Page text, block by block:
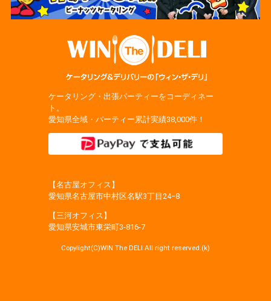
ケータリング・出張パーティーをコーディネー
ト。
愛知県全域・パーティー累計実績38,000件！
【名古屋オフィス】
愛知県名古屋市中村区名駅3丁目24−8
【三河オフィス】
愛知県安城市東栄町3‐816‐7
Copylight(C)WIN The DELI All right reserved.(k)